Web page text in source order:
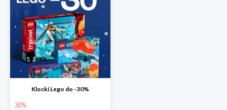
Klocki Lego do -30%
30%